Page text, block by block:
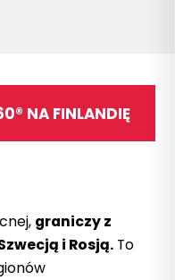
NA FINLANDIĘ
graniczy z
i Rosją. To